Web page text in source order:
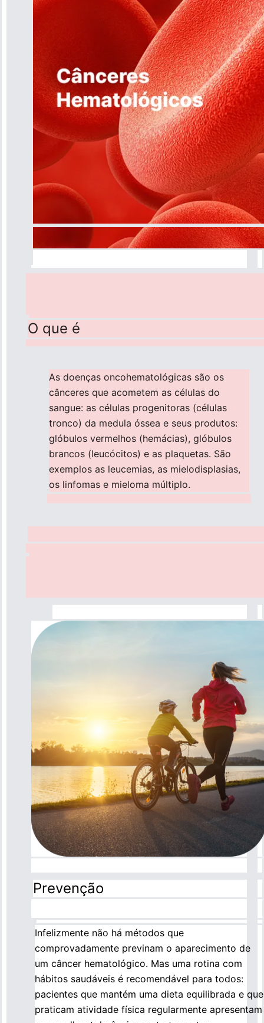
O que é
As doenças oncohematológicas são os
cânceres que acometem as células do
sangue: as células progenitoras (células
tronco) da medula óssea e seus produtos:
glóbulos vermelhos (hemácias), glóbulos
brancos (leucócitos) e as plaquetas. São
exemplos as leucemias, as mielodisplasias,
os linfomas e mieloma múltiplo.
Prevenção
Infelizmente não há métodos que
comprovadamente previnam o aparecimento de
um câncer hematológico. Mas uma rotina com
hábitos saudáveis é recomendável para todos:
pacientes que mantém uma dieta equilibrada e que
praticam atividade física regularmente apresentam